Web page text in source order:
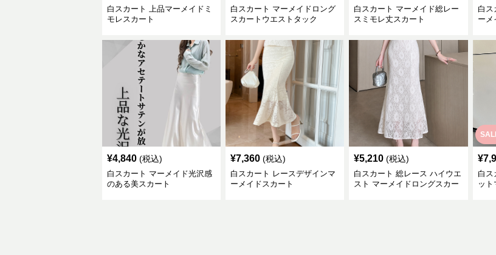
白スカート 上品マーメイドミ
モレスカート
白スカート マーメイドロング
スカートウエストタック
白スカート マーメイド総レー
スミモレ丈スカート
白ス
ーメ
¥4,840 (税込)
白スカート マーメイド光沢感
のある美スカート
¥7,360 (税込)
白スカート レースデザインマ
ーメイドスカート
¥5,210 (税込)
白スカート 総レース ハイウエ
スト マーメイドロングスカー
¥
白ス
ッ